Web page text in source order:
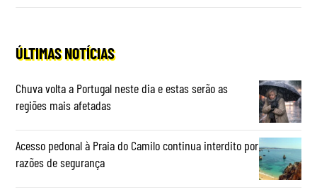
ÚLTIMAS NOTÍCIAS
Chuva volta a Portugal neste dia e estas serão as
regiões mais afetadas
Acesso pedonal à Praia do Camilo continua interdito por
razões de segurança